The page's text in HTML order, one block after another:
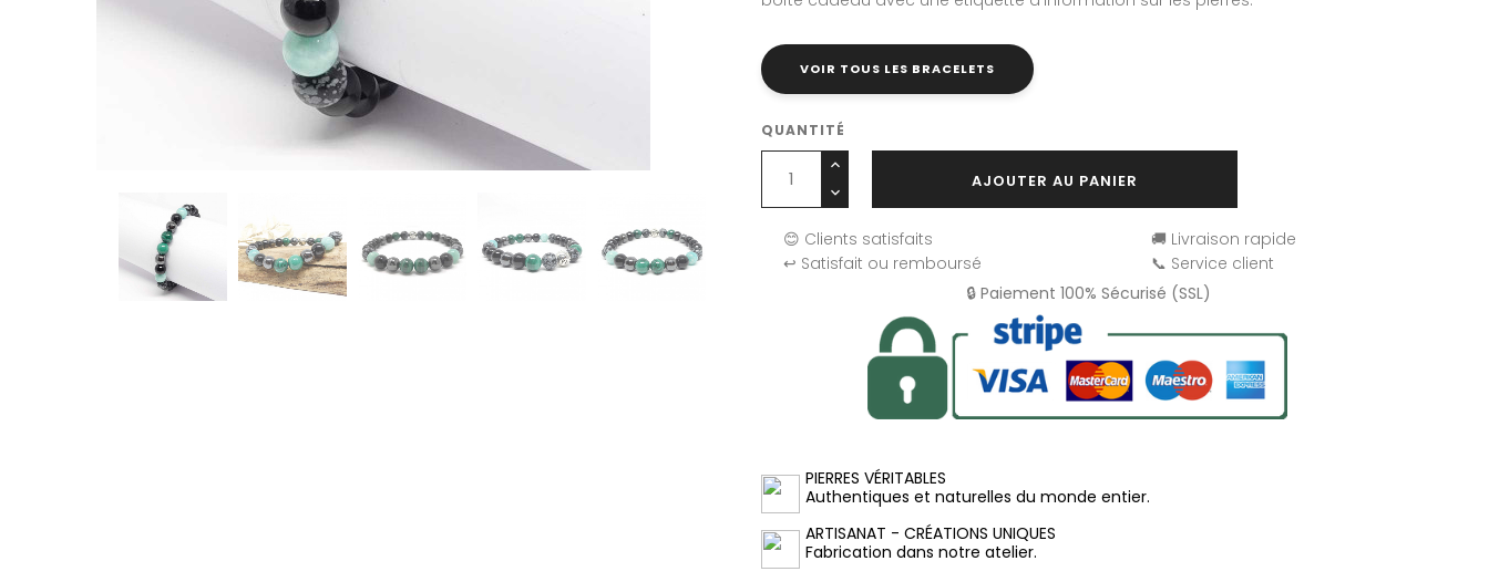
VOIR TOUS LES BRACELETS
QUANTITÉ
AJOUTER AU PANIER
😊 Clients satisfaits
🚚 Livraison rapide
↩️ Satisfait ou remboursé
📞 Service client
🔒 Paiement 100% Sécurisé (SSL)
PIERRES VÉRITABLES
Authentiques et naturelles du monde entier.
ARTISANAT - CRÉATIONS UNIQUES
Fabrication dans notre atelier.